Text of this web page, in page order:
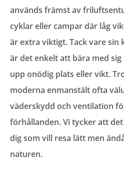
används främst av
cyklar eller campar där låg
är extra viktigt. Tack vare
är det enkelt att bära med
upp onödig plats eller vikt.
moderna enmanstält ofta
väderskydd och ventilation
förhållanden. Vi tycker att
dig som vill resa lätt men
naturen.